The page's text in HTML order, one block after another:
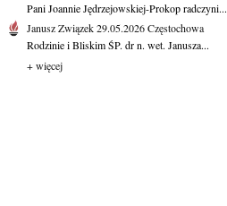
Pani Joannie Jędrzejowskiej-Prokop radczyni...
Janusz Związek29.05.2026Częstochowa
Rodzinie i Bliskim ŚP. dr n. wet. Janusza...
+ więcej